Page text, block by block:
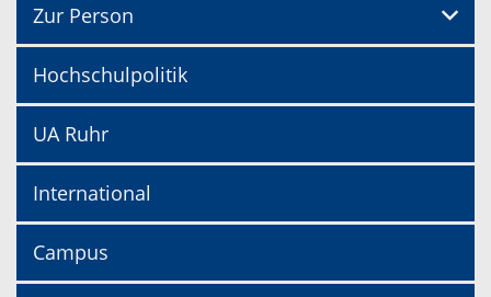
Zur Person
Hochschulpolitik
UA Ruhr
International
Campus